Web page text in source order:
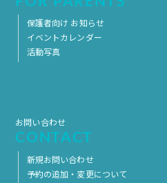
保護者向け お知らせ
イベントカレンダー
活動写真
お問い合わせ
CONTACT
新規お問い合わせ
予約の追加・変更について